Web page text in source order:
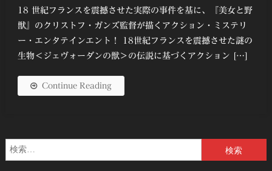
18 世紀フランスを震撼させた実際の事件を基に、『美女と野
獣』のクリストフ・ガンズ監督が描くアクション・ミステリ
ー・エンタテインエント！ 18世紀フランスを震撼させた謎の
生物＜ジェヴォーダンの獣＞の伝説に基づくアクション […]
Continue Reading
索: